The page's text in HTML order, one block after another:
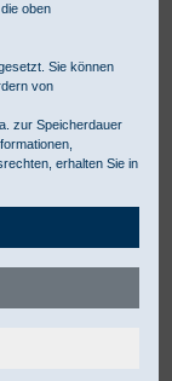
oben
Sie können
von
zur Speicherdauer
erhalten Sie in